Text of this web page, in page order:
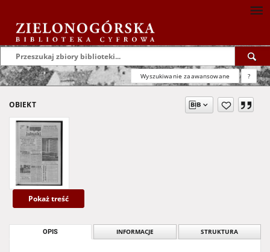
Wyszukiwanie zaawansowane ?
OBIEKT
Pokaż treść
OPIS INFORMACJE STRUKTURA